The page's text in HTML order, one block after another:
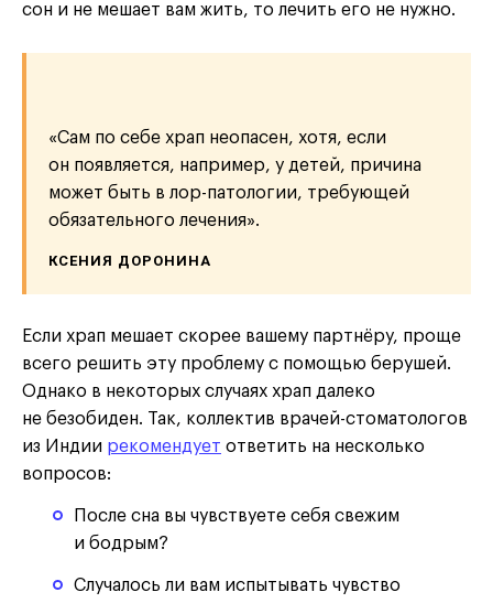
сон и не мешает вам жить, то лечить его не нужно.
«Сам по себе храп неопасен, хотя, если
он появляется, например, у детей, причина
может быть в лор-патологии, требующей
обязательного лечения».
КСЕНИЯ ДОРОНИНА
Если храп мешает скорее вашему партнёру, проще
всего решить эту проблему с помощью берушей.
Однако в некоторых случаях храп далеко
не безобиден. Так, коллектив врачей-стоматологов
из Индии рекомендует ответить на несколько
вопросов:
После сна вы чувствуете себя свежим
и бодрым?
Случалось ли вам испытывать чувство